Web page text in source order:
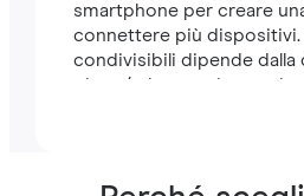
smartphone per creare
connettere più dispositivi.
condivisibili dipende dalla
piano (ad esempio, un